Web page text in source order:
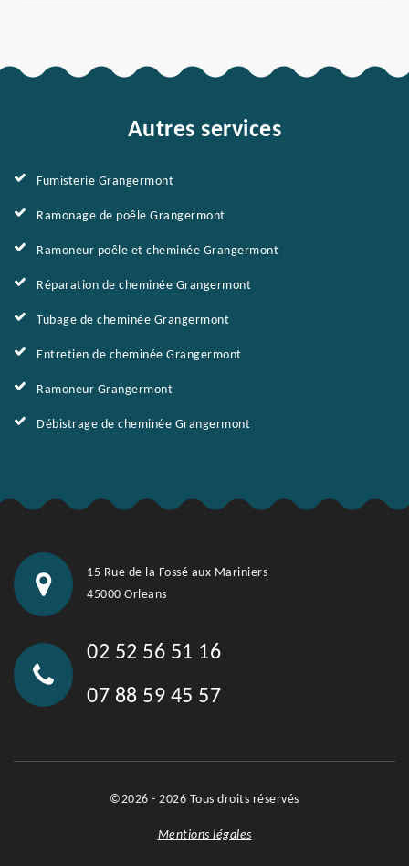
Autres services
Fumisterie Grangermont
Ramonage de poêle Grangermont
Ramoneur poêle et cheminée Grangermont
Réparation de cheminée Grangermont
Tubage de cheminée Grangermont
Entretien de cheminée Grangermont
Ramoneur Grangermont
Débistrage de cheminée Grangermont
15 Rue de la Fossé aux Mariniers
45000 Orleans
02 52 56 51 16
07 88 59 45 57
©2026 - 2026 Tous droits réservés
Mentions légales